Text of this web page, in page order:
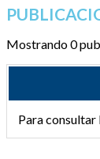
Mostrando 0
Para